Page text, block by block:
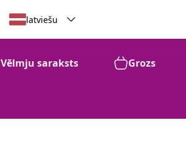
latviešu
Vēlmju saraksts Grozs